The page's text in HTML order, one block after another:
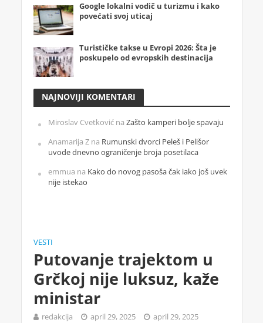
Google lokalni vodič u turizmu i kako
povećati svoj uticaj
Turističke takse u Evropi 2026: Šta je
poskupelo od evropskih destinacija
NAJNOVIJI KOMENTARI
Miroslav Cvetkovićna Zašto kamperi bolje spavaju
Anamarija Zna Rumunski dvorci Peleš i Pelišor
uvode dnevno ograničenje broja posetilaca
emmua na Kako do novog pasoša čak iako još uvek
nije istekao
VESTI
Putovanje trajektom u
Grčkoj nije luksuz, kaže
ministar
redakcija april 29, 2025
april 29, 2025